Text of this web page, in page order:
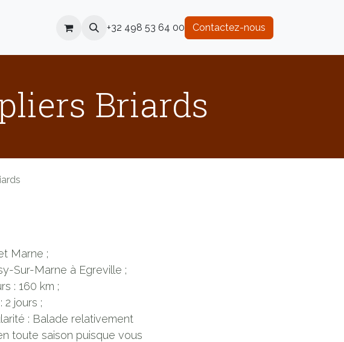
+32 498 53 64 00 Contactez-nous
Briards
Marne ;
Sur-Marne à Egreville ;
: 160 km ;
2 jours ;
: Balade relativement
toute saison puisque vous